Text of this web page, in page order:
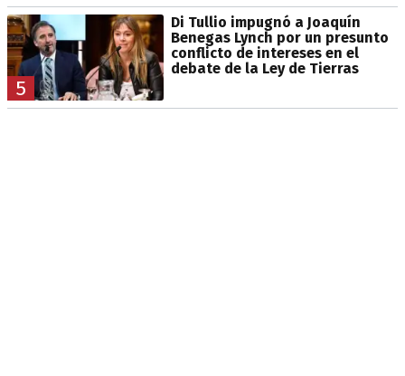
5
Di Tullio impugnó a Joaquín
Benegas Lynch por un presunto
conflicto de intereses en el
debate de la Ley de Tierras